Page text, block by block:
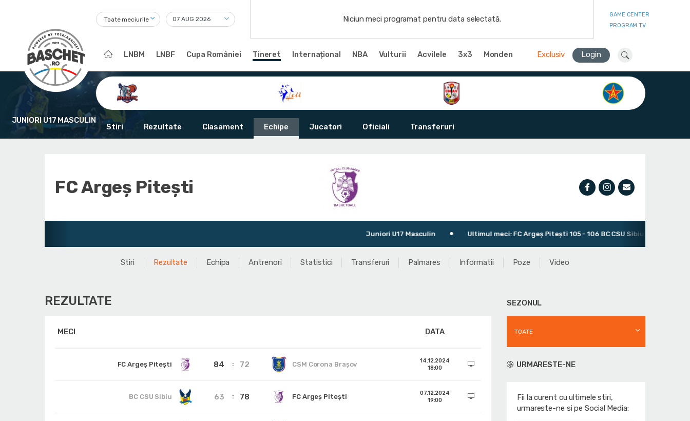
Toate meciurile Niciun meci programat pentru data selectată.
GAME CENTER
PROGRAM TV
LNBM LNBF Cupa României Tineret Internațional NBA Vulturii Acvilele 3x3 Monden Exclusiv Login
JUNIORI U17 MASCULIN
Stiri Rezultate Clasament Echipe Jucatori Oficiali Transferuri
FC Argeș Pitești
Juniori U17 Masculin Ultimul meci: FC Argeș Pitești 105 - 106 BC CSU Sibiu
Stiri Rezultate Echipa Antrenori Statistici Transferuri Palmares Informatii Poze Video
REZULTATE
MECI DATA
FC Argeș Pitești 84 72 CSM Corona Braşov
14.12.2024
18:00
BC CSU Sibiu 63 78 FC Argeș Pitești
07.12.2024
19:00
SEZONUL
TOATE
URMARESTE-NE
Fii la curent cu ultimele stiri,
urmareste-ne si pe Social Media: